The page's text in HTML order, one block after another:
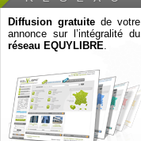
Diffusion gratuite de votre
annonce sur l’intégralité du
réseau EQUYLIBRE.